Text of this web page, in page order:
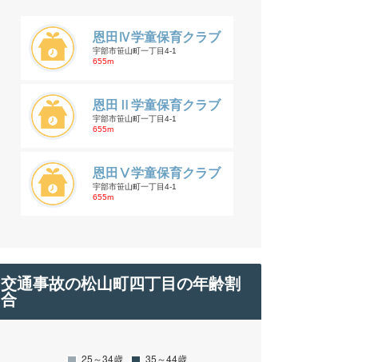
恩田Ⅳ学童保育クラブ
宇部市笹山町一丁目4-1
655m
恩田Ⅱ学童保育クラブ
宇部市笹山町一丁目4-1
655m
恩田Ⅴ学童保育クラブ
宇部市笹山町一丁目4-1
655m
交通事故の松山町四丁目の年齢割
合